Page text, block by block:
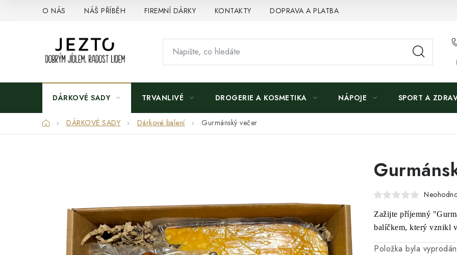
O NÁS NÁŠ PŘÍBĚH FIREMNÍ DÁRKY KONTAKTY DOPRAVA A PLATBA
DÁRKOVÉ SADY TRVANLIVÉ DROGERIE A KOSMETIKA NÁPOJE SPORT A
DomůDÁRKOVÉ SADY Dárkové balení Gurmánský večer
Zažijte příjemný
balíčkem, který vznikl
Položka byla